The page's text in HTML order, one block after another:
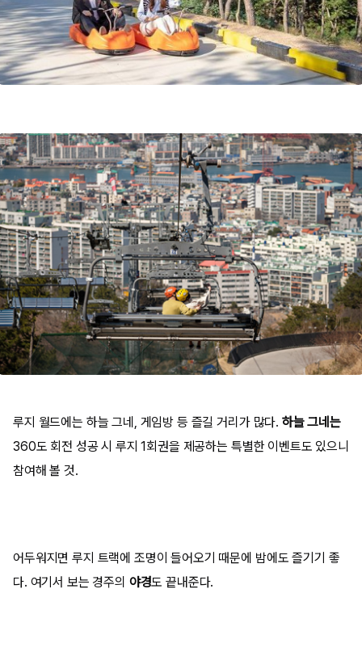
루지 월드에는 하늘 그네, 게임방 등 즐길 거리가 많다. 하늘 그네는
360도 회전 성공 시 루지 1회권을 제공하는 특별한 이벤트도 있으니
참여해 볼 것.
어두워지면 루지 트랙에 조명이 들어오기 때문에 밤에도 즐기기 좋
다. 여기서 보는 경주의 야경도 끝내준다.